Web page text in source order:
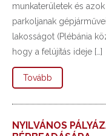
munkaterületek és
parkoljanak
lakosságot (Plébánia
hogy a felújítás ideje […]
Tovább
NYILVÁNOS